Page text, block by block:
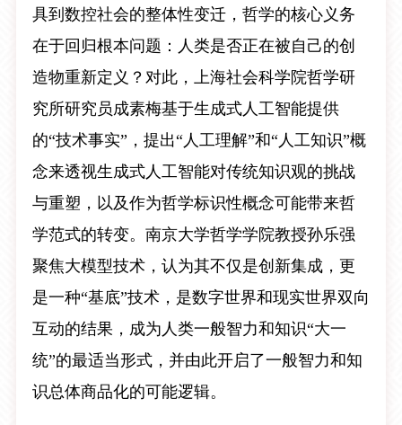
具到数控社会的整体性变迁，哲学的核心义务
在于回归根本问题：人类是否正在被自己的创
造物重新定义？对此，上海社会科学院哲学研
究所研究员成素梅基于生成式人工智能提供
的“技术事实”，提出“人工理解”和“人工知识”概
念来透视生成式人工智能对传统知识观的挑战
与重塑，以及作为哲学标识性概念可能带来哲
学范式的转变。南京大学哲学学院教授孙乐强
聚焦大模型技术，认为其不仅是创新集成，更
是一种“基底”技术，是数字世界和现实世界双向
互动的结果，成为人类一般智力和知识“大一
统”的最适当形式，并由此开启了一般智力和知
识总体商品化的可能逻辑。